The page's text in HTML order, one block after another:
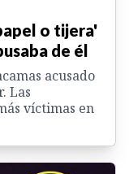
o tijera'
de él
acusado
Las
víctimas en